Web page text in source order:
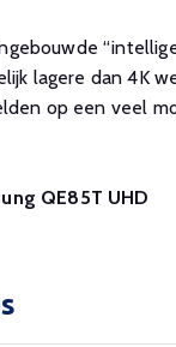
lagere dan 4K
op een veel
QE85T UHD